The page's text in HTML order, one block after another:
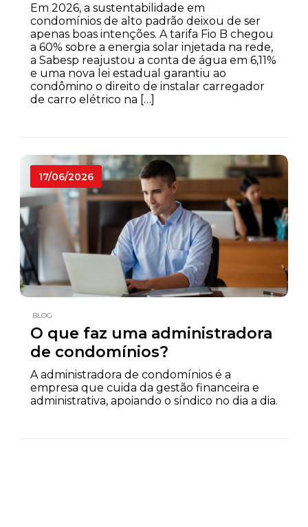
Em 2026, a sustentabilidade em
condomínios de alto padrão deixou de ser
apenas boas intenções. A tarifa Fio B chegou
a 60% sobre a energia solar injetada na rede,
a Sabesp reajustou a conta de água em 6,11%
e uma nova lei estadual garantiu ao
condômino o direito de instalar carregador
de carro elétrico na […]
17/06/2026
BLOG
O que faz uma administradora
de condomínios?
A administradora de condomínios é a
empresa que cuida da gestão financeira e
administrativa, apoiando o síndico no dia a dia.